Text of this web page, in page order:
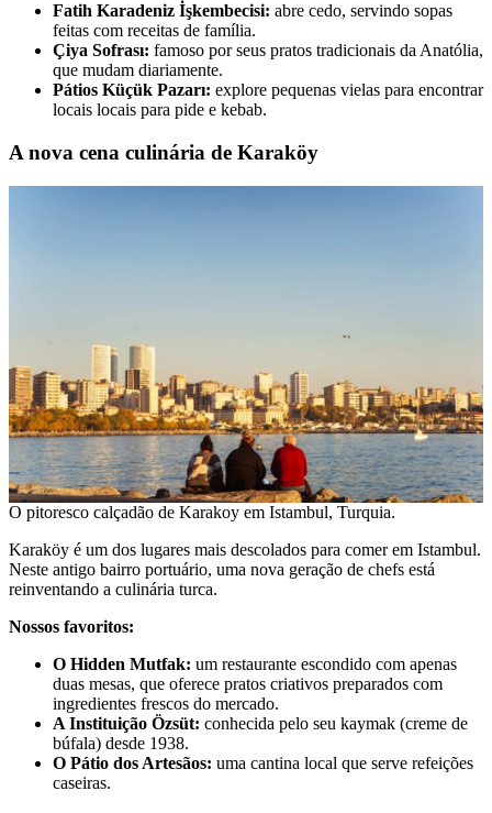
Fatih Karadeniz İşkembecisi: abre cedo, servindo sopas
feitas com receitas de família.
Çiya Sofrası: famoso por seus pratos tradicionais da Anatólia,
que mudam diariamente.
Pátios Küçük Pazarı: explore pequenas vielas para encontrar
locais locais para pide e kebab.
A nova cena culinária de Karaköy
O pitoresco calçadão de Karakoy em Istambul, Turquia.
Karaköy é um dos lugares mais descolados para comer em Istambul.
Neste antigo bairro portuário, uma nova geração de chefs está
reinventando a culinária turca.
Nossos favoritos:
O Hidden Mutfak: um restaurante escondido com apenas
duas mesas, que oferece pratos criativos preparados com
ingredientes frescos do mercado.
A Instituição Özsüt: conhecida pelo seu kaymak (creme de
búfala) desde 1938.
O Pátio dos Artesãos: uma cantina local que serve refeições
caseiras.